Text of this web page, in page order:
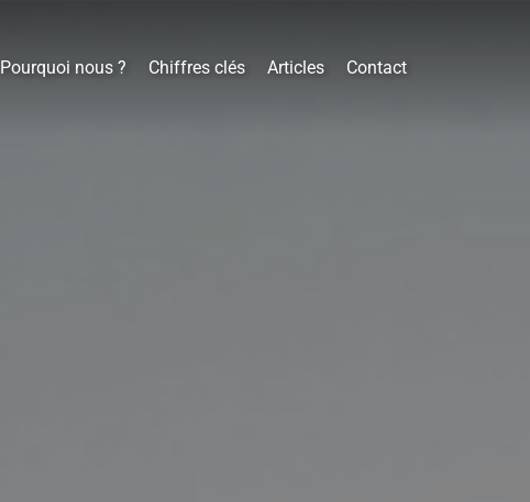
Pourquoi nous ? Chiffres clés Articles Contact